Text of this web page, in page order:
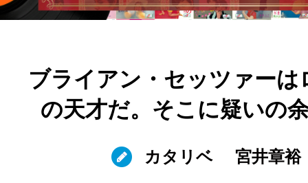
ブライアン・セッツァーは
の天才だ。そこに疑いの
カタリベ 宮井章裕